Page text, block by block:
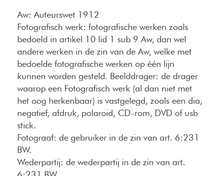
Aw: Auteurswet 1912
Fotografisch werk: fotografische werken zoals
bedoeld in artikel 10 lid 1 sub 9 Aw, dan wel
andere werken in de zin van de Aw, welke met
bedoelde fotografische werken op één lijn
kunnen worden gesteld. Beelddrager: de drager
waarop een Fotografisch werk (al dan niet met
het oog herkenbaar) is vastgelegd, zoals een dia,
negatief, afdruk, polaroid, CD-rom, DVD of usb
stick.
Fotograaf: de gebruiker in de zin van art. 6:231
BW.
Wederpartij: de wederpartij in de zin van art.
6:231 BW.